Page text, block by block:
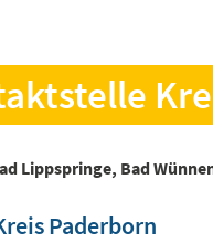
Lippspringe, Bad
Paderborn